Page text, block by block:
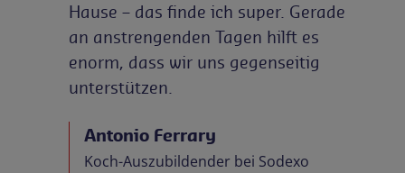
Hause – das finde ich super. Gerade
an anstrengenden Tagen hilft es
enorm, dass wir uns gegenseitig
unterstützen.
Antonio Ferrary
Koch-Auszubildender bei Sodexo